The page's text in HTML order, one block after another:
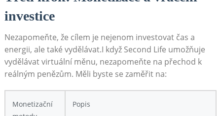
investice
Nezapomeňte, že cílem je nejenom investovat čas a
energii, ale také vydělávat.I když Second Life umožňuje
vydělávat virtuální měnu, nezapomeňte na přechod k
reálným penězům. Měli byste se zaměřit na:
Monetizační
Popis